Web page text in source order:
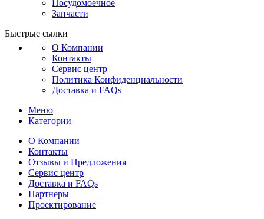
Посудомоечное
Запчасти
Быстрые сылки
О Компании
Контакты
Сервис центр
Политика Конфиденциальности
Доставка и FAQs
Меню
Категории
О Компании
Контакты
Отзывы и Предложения
Сервис центр
Доставка и FAQs
Партнеры
Проектирование